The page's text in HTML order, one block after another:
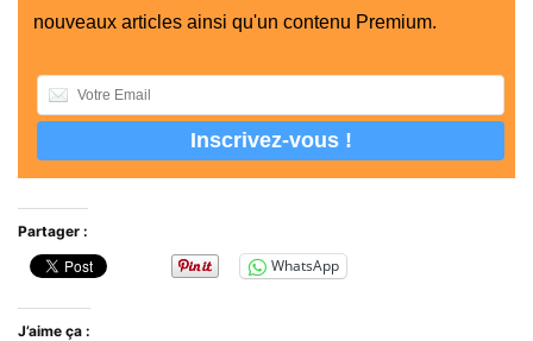
nouveaux articles ainsi qu'un contenu Premium.
Partager :
WhatsApp
J’aime ça :